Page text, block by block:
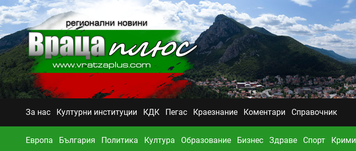
За нас Културни институции КДК Пегас Краезнание Коментари Справочник
Европа България Политика Култура Образование Бизнес Здраве Спорт Крими